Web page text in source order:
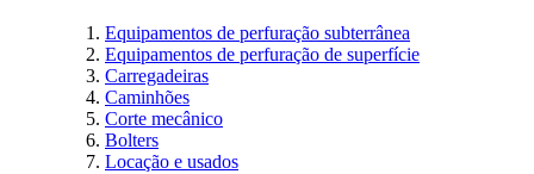
Equipamentos de perfuração subterrânea
Equipamentos de perfuração de superfície
Carregadeiras
Caminhões
Corte mecânico
Bolters
Locação e usados